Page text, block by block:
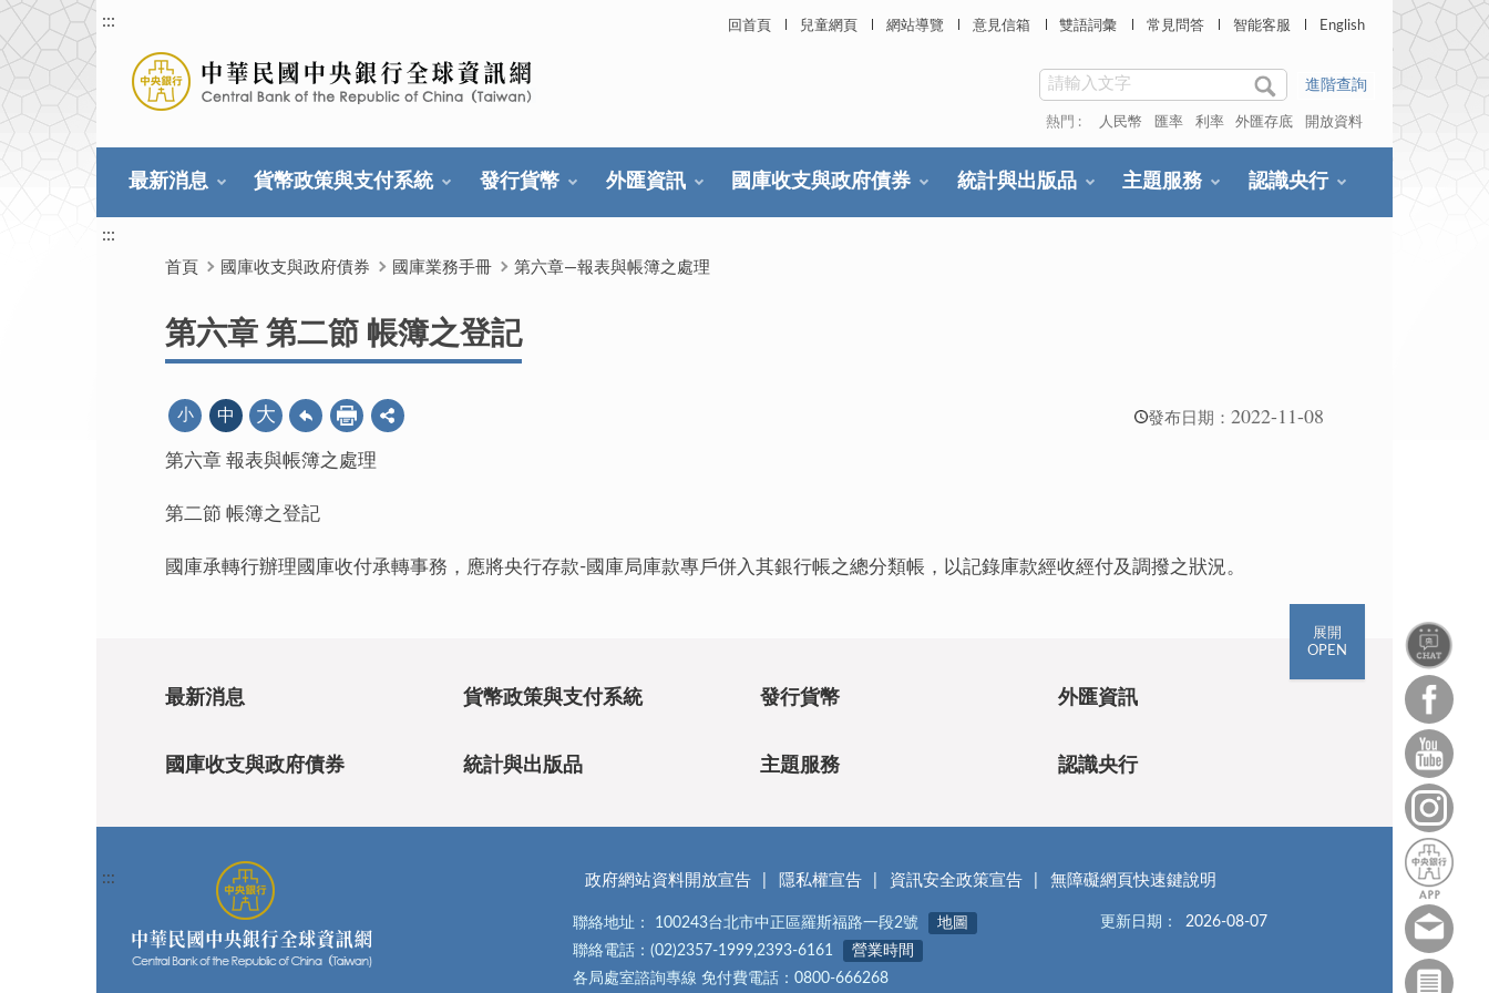
回首頁 兒童網頁 網站導覽 意見信箱 雙語詞彙 常見問答 智能客服 English
:::
進階查詢
熱門 : 人民幣 匯率 利率 外匯存底 開放資料
最新消息 貨幣政策與支付系統 發行貨幣 外匯資訊 國庫收支與政府債券 統計與出版品 主題服務 認識央行
:::
首頁 國庫收支與政府債券 國庫業務手冊 第六章—報表與帳簿之處理
第六章 第二節 帳簿之登記
發布日期： 2022-11-08
小 中 大
第六章 報表與帳簿之處理
第二節 帳簿之登記
國庫承轉行辦理國庫收付承轉事務，應將央行存款-國庫局庫款專戶併入其銀行帳之總分類帳，以記錄庫款經收經付及調撥之狀況。
展開
OPEN
最新消息 貨幣政策與支付系統 發行貨幣 外匯資訊
國庫收支與政府債券 統計與出版品 主題服務 認識央行
::: 政府網站資料開放宣告 隱私權宣告 資訊安全政策宣告 無障礙網頁快速鍵說明
聯絡地址： 100243台北市中正區羅斯福路一段2號
地圖
聯絡電話：(02)2357-1999,2393-6161
營業時間
各局處室諮詢專線 免付費電話：0800-666268
更新日期： 2026-08-07